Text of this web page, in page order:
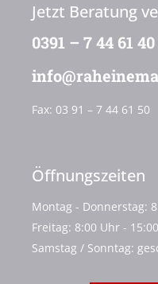
Jetzt Beratung
0391 – 7 44 61 40
Fax: 03 91 – 7 44 61 50
Öffnungszeiten
Montag - Donnerstag:
Freitag: 8:00 Uhr -
Samstag / Sonntag: